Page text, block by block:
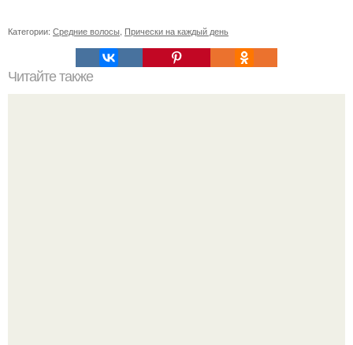
Категории: Средние волосы Прически на каждый день
Читайте также